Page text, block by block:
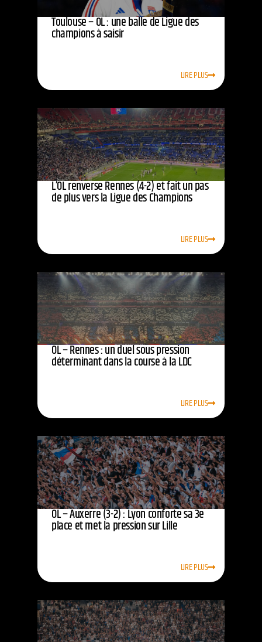
Toulouse – OL : une balle de Ligue des
champions à saisir
LIRE PLUS
L’OL renverse Rennes (4-2) et fait un pas
de plus vers la Ligue des Champions
LIRE PLUS
OL – Rennes : un duel sous pression
déterminant dans la course à la LDC
LIRE PLUS
OL – Auxerre (3-2) : Lyon conforte sa 3e
place et met la pression sur Lille
LIRE PLUS